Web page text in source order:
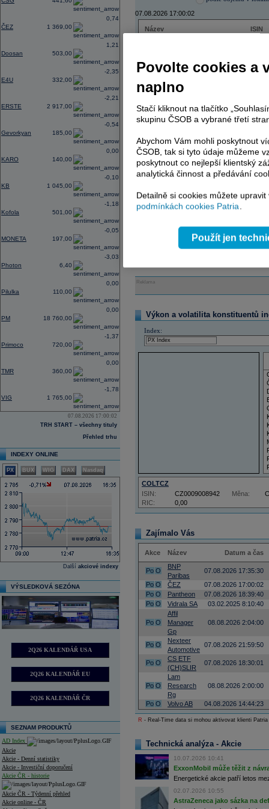
ČEZ 1 369,00
0,74
Doosan 503,00
1,21
E4U 332,00
-2,35
ERSTE 2 917,00
-2,21
Gevorkyan 185,00
-0,54
KARO 140,00
0,00
KB 1 045,00
-0,10
Kofola 501,00
-1,18
MONETA 197,00
-0,05
Photon 6,40
-3,03
Pilulka 110,00
0,00
PM 18 760,00
0,00
Primoco 720,00
-1,37
TMR 360,00
0,00
VIG 1 765,00
-1,78
07.08.2026 17:00:02
TRH START – všechny tituly
Přehled trhu
INDEXY ONLINE
PX BUX WIG DAX Nasdaq
Další akciové indexy
VÝSLEDKOVÁ SEZÓNA
2Q26 KALENDÁŘ USA
2Q26 KALENDÁŘ EU
2Q26 KALENDÁŘ ČR
SEZNAM PRODUKTŮ
AD Index
Akcie
Akcie - Denní statistiky
Akcie - Investiční doporučení
Akcie ČR - historie
Akcie ČR - Týdenní přehled
Akcie online - ČR
07.08.2026 17:00:02
Název
ISIN
ERSTE BANK
TMR
AD index - vývoj
Region
Reklama
Výkon a volatilita konstituentů
Index:
COLTCZ
RIC: 0,00
ISIN: CZ0009008942 Měna:
Zajímalo Vás
Akce Název Datum a čas
Po O
BNP
Paribas
07.08.2026 17:35:30
Po O ČEZ
07.08.2026 17:00:02
Po O Pantheon
07.08.2026 18:39:40
Po O Vidrala SA 03.02.2025 8:10:40
Po O
Affil
Manager
Gp
08.08.2026 2:04:00
Po O
Nexteer
Automotive
07.08.2026 21:59:50
Po O
CS ETF
(CH)SLIR
07.08.2026 18:30:01
Po O
Lam
Research
Rg
08.08.2026 2:00:00
Po O Volvo AB 04.08.2026 14:44:23
R - Real-Time data si mohou aktivovat klienti
Technická analýza - Akcie
10.07.2026 10:41
ExxonMobil může těžit z
Energetické akcie patří letos
02.07.2026 10:55
AstraZeneca jako sázka na
Povolte cookies a
naplno
Stačí kliknout na tlačítko
skupinu ČSOB a vybrané třetí
Abychom Vám mohli poskytnout
ČSOB, tak si tyto údaje můžeme
poskytnout co nejlepší klientský
analytická činnost a předávání
Detailně si cookies můžete
podmínkách cookies Patria.
Použít jen